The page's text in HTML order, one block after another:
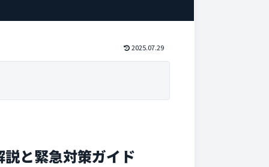
2025.07.29
と緊急対策ガイド